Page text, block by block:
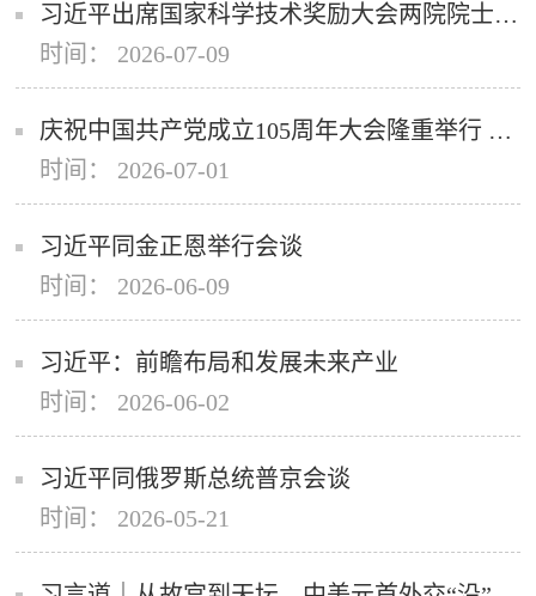
习近平出席国家科学技术奖励大会两院院士大会中国科协第十一次全国代表大会并发表重要讲话
时间： 2026-07-09
庆祝中国共产党成立105周年大会隆重举行 习近平发表重要讲话
时间： 2026-07-01
习近平同金正恩举行会谈
时间： 2026-06-09
习近平：前瞻布局和发展未来产业
时间： 2026-06-02
习近平同俄罗斯总统普京会谈
时间： 2026-05-21